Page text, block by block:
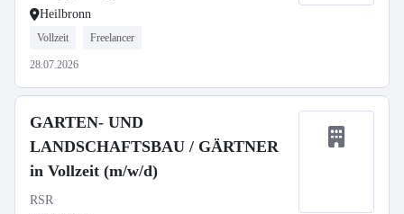
Heilbronn
Vollzeit Freelancer
28.07.2026
GARTEN- UND
LANDSCHAFTSBAU / GÄRTNER
in Vollzeit (m/w/d)
RSR